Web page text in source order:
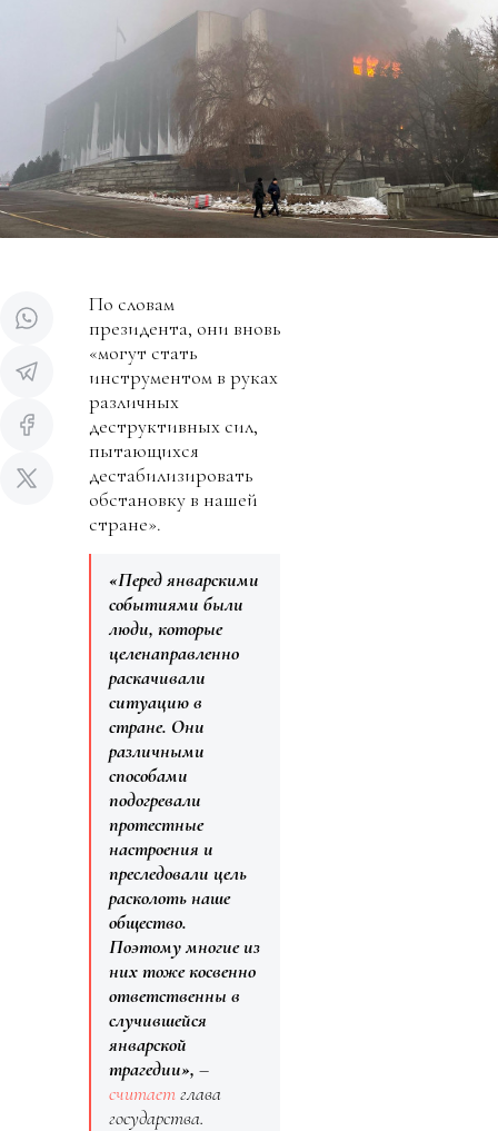
По словам
президента, они вновь
«могут стать
инструментом в руках
различных
деструктивных сил,
пытающихся
дестабилизировать
обстановку в нашей
стране».
«Перед январскими
событиями были
люди, которые
целенаправленно
раскачивали
ситуацию в
стране. Они
различными
способами
подогревали
протестные
настроения и
преследовали цель
расколоть наше
общество.
Поэтому многие из
них тоже косвенно
ответственны в
случившейся
январской
трагедии», –
считаетглава
государства.